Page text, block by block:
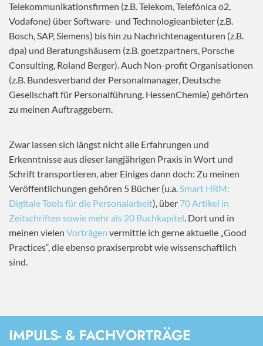
Telekommunikationsfirmen (z.B. Telekom, Telefónica o2,
Vodafone) über Software- und Technologieanbieter (z.B.
Bosch, SAP, Siemens) bis hin zu Nachrichtenagenturen (z.B.
dpa) und Beratungshäusern (z.B. goetzpartners, Porsche
Consulting, Roland Berger). Auch Non-profit Organisationen
(z.B. Bundesverband der Personalmanager, Deutsche
Gesellschaft für Personalführung, HessenChemie) gehörten
zu meinen Auftraggebern.
Zwar lassen sich längst nicht alle Erfahrungen und
Erkenntnisse aus dieser langjährigen Praxis in Wort und
Schrift transportieren, aber Einiges dann doch: Zu meinen
Veröffentlichungen gehören 5 Bücher (u.a.Smart HRM:
Digitale Tools für die Personalarbeit), über 70 Artikel in
Zeitschriften sowie mehr als 20 Buchkapitel. Dort und in
meinen vielen Vorträgen vermittle ich gerne aktuelle „Good
Practices“, die ebenso praxiserprobt wie wissenschaftlich
sind.
IMPULS- & FACHVORTRÄGE